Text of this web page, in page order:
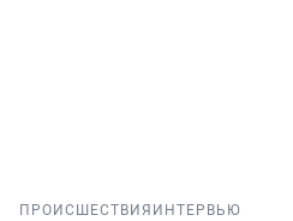
ПРОИСШЕСТВИЯ ИНТЕРВЬЮ